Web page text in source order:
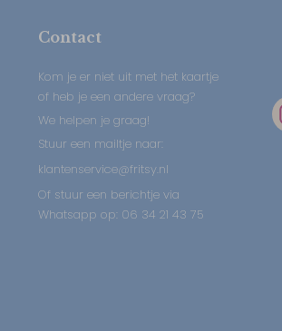
Contact
Kom je er niet uit met het kaartje
of heb je een andere vraag?
We helpen je graag!
Stuur een mailtje naar:
klantenservice@fritsy.nl
Of stuur een berichtje via
Whatsapp op: 06 34 21 43 75